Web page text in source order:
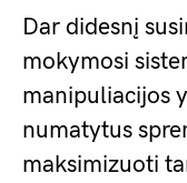
Dar didesnį
mokymosi
manipuliacijos
numatytus
maksimizuoti